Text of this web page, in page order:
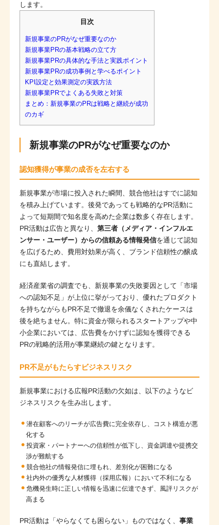
します。
目次
新規事業のPRがなぜ重要なのか
新規事業PRの基本戦略の立て方
新規事業PRの具体的な手法と実践ポイント
新規事業PRの成功事例と学べるポイント
KPI設定と効果測定の実践方法
新規事業PRでよくある失敗と対策
まとめ：新規事業のPRは戦略と継続が成功
のカギ
新規事業のPRがなぜ重要なのか
認知獲得が事業の成否を左右する
新規事業が市場に投入された瞬間、競合他社はすでに認知
を積み上げています。後発であっても戦略的なPR活動に
よって短期間で知名度を高めた企業は数多く存在します。
PR活動は広告と異なり、 第三者（メディア・インフルエ
ンサー・ユーザー）からの信頼ある情報発信を通じて認知
を広げるため、費用対効果が高く、ブランド信頼性の醸成
にも直結します。
経済産業省の調査でも、新規事業の失敗要因として「市場
への認知不足」が上位に挙がっており、優れたプロダクト
を持ちながらもPR不足で撤退を余儀なくされたケースは
後を絶ちません。特に資金が限られるスタートアップや中
小企業においては、広告費をかけずに認知を獲得できる
PRの戦略的活用が事業継続の鍵となります。
PR不足がもたらすビジネスリスク
新規事業における広報PR活動の欠如は、以下のようなビ
ジネスリスクを生み出します。
潜在顧客へのリーチが広告費に完全依存し、コスト構造が悪
化する
投資家・パートナーへの信頼性が低下し、資金調達や提携交
渉が難航する
競合他社の情報発信に埋もれ、差別化が困難になる
社内外の優秀な人材獲得（採用広報）において不利になる
危機発生時に正しい情報を迅速に伝達できず、風評リスクが
高まる
PR活動は「やらなくても困らない」ものではなく、 事業